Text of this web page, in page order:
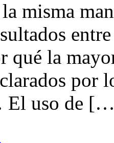
misma
qué la
por
El uso de